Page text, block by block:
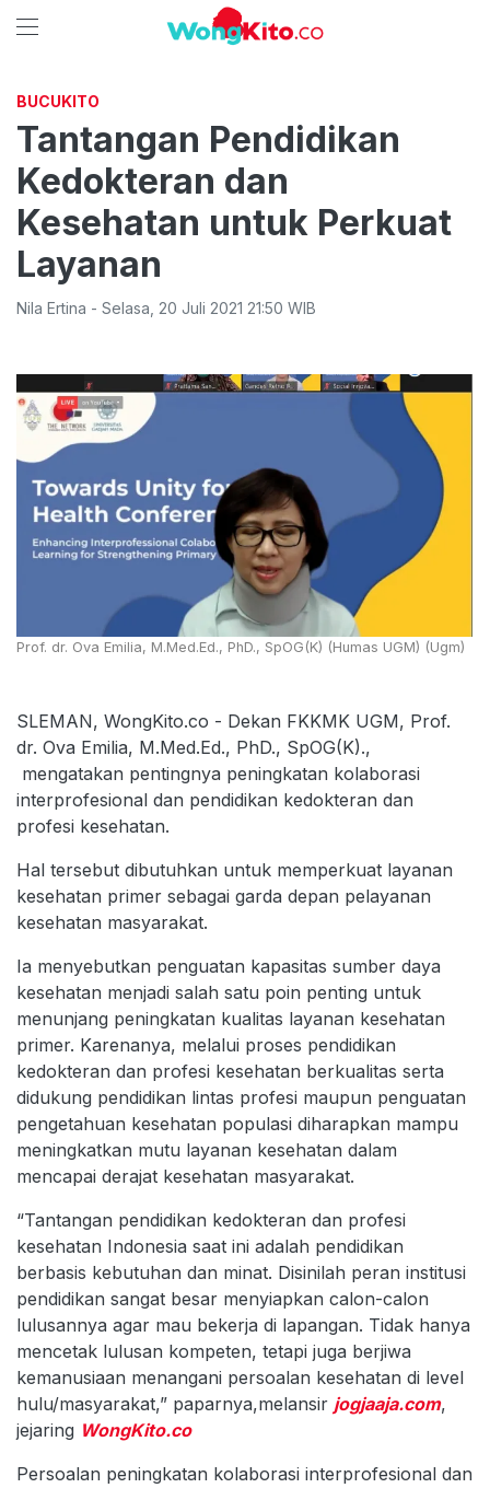
BUCUKITO
Tantangan Pendidikan
Kedokteran dan
Kesehatan untuk Perkuat
Layanan
Nila Ertina - Selasa 20 Juli 2021 21:50 WIB
Prof. dr. Ova Emilia, M.Med.Ed., PhD., SpOG(K) (Humas UGM) (Ugm)
SLEMAN, WongKito.co - Dekan FKKMK UGM, Prof.
dr. Ova Emilia, M.Med.Ed., PhD., SpOG(K).,
mengatakan pentingnya peningkatan kolaborasi
interprofesional dan pendidikan kedokteran dan
profesi kesehatan.
Hal tersebut dibutuhkan untuk memperkuat layanan
kesehatan primer sebagai garda depan pelayanan
kesehatan masyarakat.
Ia menyebutkan penguatan kapasitas sumber daya
kesehatan menjadi salah satu poin penting untuk
menunjang peningkatan kualitas layanan kesehatan
primer. Karenanya, melalui proses pendidikan
kedokteran dan profesi kesehatan berkualitas serta
didukung pendidikan lintas profesi maupun penguatan
pengetahuan kesehatan populasi diharapkan mampu
meningkatkan mutu layanan kesehatan dalam
mencapai derajat kesehatan masyarakat.
“Tantangan pendidikan kedokteran dan profesi
kesehatan Indonesia saat ini adalah pendidikan
berbasis kebutuhan dan minat. Disinilah peran institusi
pendidikan sangat besar menyiapkan calon-calon
lulusannya agar mau bekerja di lapangan. Tidak hanya
mencetak lulusan kompeten, tetapi juga berjiwa
kemanusiaan menangani persoalan kesehatan di level
hulu/masyarakat,” paparnya,melansir jogjaaja.com,
jejaring WongKito.co
Persoalan peningkatan kolaborasi interprofesional dan